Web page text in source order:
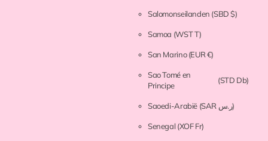
Salomonseilanden (SBD $)
Samoa (WST T)
San Marino(EUR €)
Sao Tomé en
Principe
(STD Db)
Saoedi-Arabië (SAR ر.س)
Senegal (XOF Fr)